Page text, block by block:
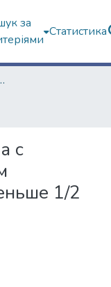
за
Статистика
інформатики
с
1/2